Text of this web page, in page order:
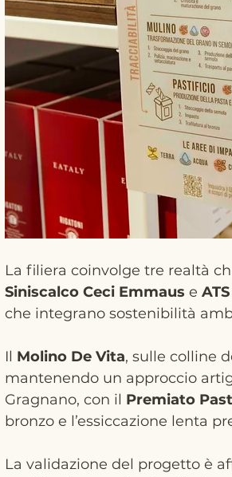
La filiera coinvolge tre realtà
Siniscalco Ceci Emmaus e ATS
che integrano sostenibilità
Il Molino De Vita, sulle colline
mantenendo un approccio
Gragnano, con il Premiato
bronzo e l’essiccazione lenta
La validazione del progetto è